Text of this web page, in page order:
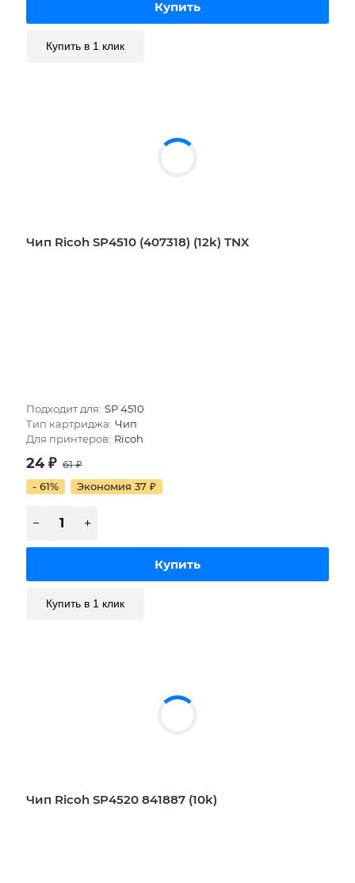
Купить в 1 клик
Чип Ricoh SP4510 (407318) (12k) TNX
Подходит для: SP 4510
Тип картриджа: Чип
Для принтеров: Ricoh
24₽ 61₽
- 61%
Экономия 37 ₽
Купить в 1 клик
Чип Ricoh SP4520 841887 (10k)